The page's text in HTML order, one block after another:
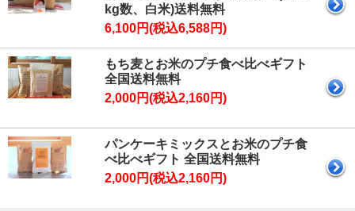
kg数、白米)送料無料
6,100円(税込6,588円)
もち麦とお米のプチ食べ比べギフト
全国送料無料
2,000円(税込2,160円)
パンケーキミックスとお米のプチ食
べ比べギフト 全国送料無料
2,000円(税込2,160円)